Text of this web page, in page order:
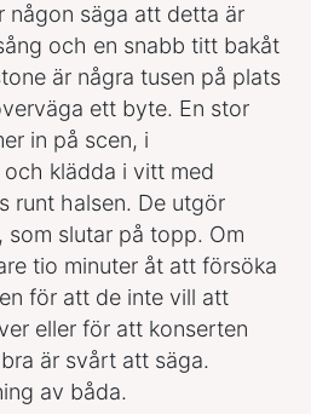
någon säga att detta är
och en snabb titt bakåt
är några tusen på plats
ett byte. En stor
in på scen, i
klädda i vitt med
runt halsen. De utgör
som slutar på topp. Om
tio minuter åt att försöka
för att de inte vill att
eller för att konserten
är svårt att säga.
av båda.